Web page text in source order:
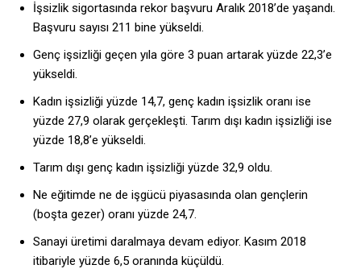
İşsizlik sigortasında rekor başvuru Aralık 2018’de yaşandı.
Başvuru sayısı 211 bine yükseldi.
Genç işsizliği geçen yıla göre 3 puan artarak yüzde 22,3’e
yükseldi.
Kadın işsizliği yüzde 14,7, genç kadın işsizlik oranı ise
yüzde 27,9 olarak gerçekleşti. Tarım dışı kadın işsizliği ise
yüzde 18,8’e yükseldi.
Tarım dışı genç kadın işsizliği yüzde 32,9 oldu.
Ne eğitimde ne de işgücü piyasasında olan gençlerin
(boşta gezer) oranı yüzde 24,7.
Sanayi üretimi daralmaya devam ediyor. Kasım 2018
itibariyle yüzde 6,5 oranında küçüldü.